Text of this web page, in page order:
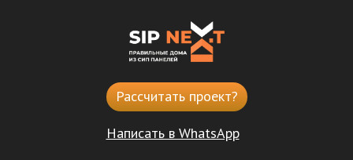
Рассчитать проект?
Написать в WhatsApp